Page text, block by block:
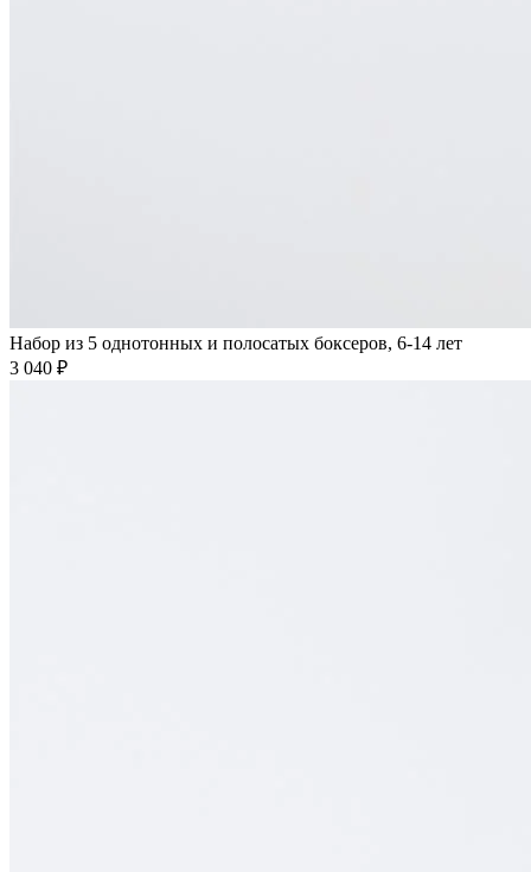
Набор из 5 однотонных и полосатых боксеров, 6-14 лет
3 040 ₽